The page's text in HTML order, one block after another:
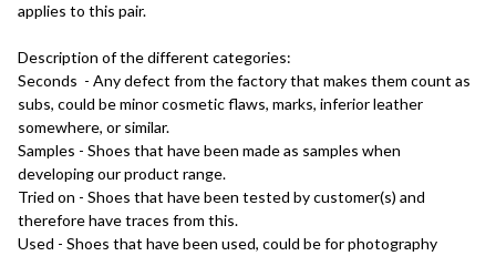
applies to this pair.
Description of the different categories:
Seconds - Any defect from the factory that makes them count as
subs, could be minor cosmetic flaws, marks, inferior leather
somewhere, or similar.
Samples - Shoes that have been made as samples when
developing our product range.
Tried on - Shoes that have been tested by customer(s) and
therefore have traces from this.
Used - Shoes that have been used, could be for photography